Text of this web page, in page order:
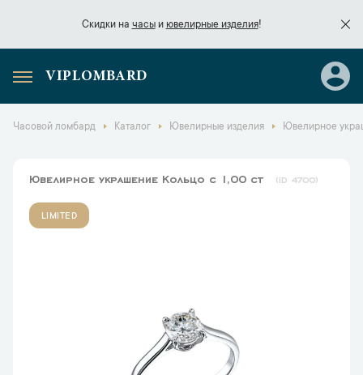
Скидки на часыи ювелирные изделия!
Скидки начасы
VIPLOMBARD
Часовой ломбард Каталог Ювелирные изделия Ювелирное
Ювелирное украшение Кольцо с 1,00 ct 4700
LIMITED